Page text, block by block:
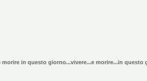
in questo giorno...vivere...e morire...in